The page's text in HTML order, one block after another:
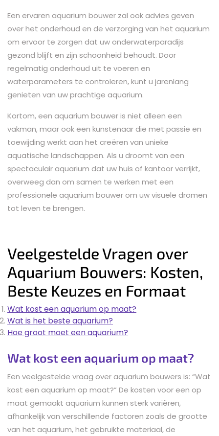
Een ervaren aquarium bouwer zal ook advies geven
over het onderhoud en de verzorging van het aquarium
om ervoor te zorgen dat uw onderwaterparadijs
gezond blijft en zijn schoonheid behoudt. Door
regelmatig onderhoud uit te voeren en
waterparameters te controleren, kunt u jarenlang
genieten van uw prachtige aquarium.
Kortom, een aquarium bouwer is niet alleen een
vakman, maar ook een kunstenaar die met passie en
toewijding werkt aan het creëren van unieke
aquatische landschappen. Als u droomt van een
spectaculair aquarium dat uw huis of kantoor verrijkt,
overweeg dan om samen te werken met een
professionele aquarium bouwer om uw visuele dromen
tot leven te brengen.
Veelgestelde Vragen over
Aquarium Bouwers: Kosten,
Beste Keuzes en Formaat
Wat kost een aquarium op maat?
Wat is het beste aquarium?
Hoe groot moet een aquarium?
Wat kost een aquarium op maat?
Een veelgestelde vraag over aquarium bouwers is: “Wat
kost een aquarium op maat?” De kosten voor een op
maat gemaakt aquarium kunnen sterk variëren,
afhankelijk van verschillende factoren zoals de grootte
van het aquarium, het gebruikte materiaal, de